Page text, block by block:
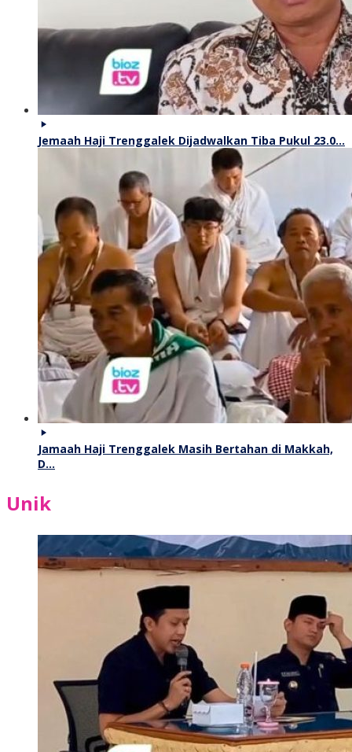
Jemaah Haji Trenggalek Dijadwalkan Tiba Pukul 23.0…
Jamaah Haji Trenggalek Masih Bertahan di Makkah,
D…
Unik